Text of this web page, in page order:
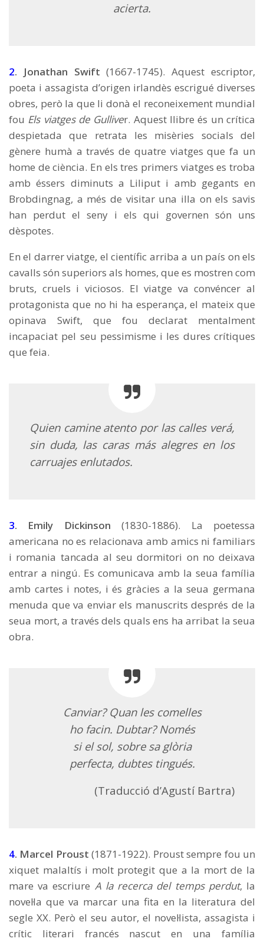
acierta.
2. Jonathan Swift (1667-1745). Aquest escriptor,
poeta i assagista d’origen irlandès escrigué diverses
obres, però la que li donà el reconeixement mundial
fou Els viatges de Gulliver. Aquest llibre és un crítica
despietada que retrata les misèries socials del
gènere humà a través de quatre viatges que fa un
home de ciència. En els tres primers viatges es troba
amb éssers diminuts a Liliput i amb gegants en
Brobdingnag, a més de visitar una illa on els savis
han perdut el seny i els qui governen són uns
dèspotes.
En el darrer viatge, el científic arriba a un país on els
cavalls són superiors als homes, que es mostren com
bruts, cruels i viciosos. El viatge va convéncer al
protagonista que no hi ha esperança, el mateix que
opinava Swift, que fou declarat mentalment
incapaciat pel seu pessimisme i les dures crítiques
que feia.
Quien camine atento por las calles verá,
sin duda, las caras más alegres en los
carruajes enlutados.
3. Emily Dickinson (1830-1886). La poetessa
americana no es relacionava amb amics ni familiars
i romania tancada al seu dormitori on no deixava
entrar a ningú. Es comunicava amb la seua família
amb cartes i notes, i és gràcies a la seua germana
menuda que va enviar els manuscrits després de la
seua mort, a través dels quals ens ha arribat la seua
obra.
Canviar? Quan les comelles
ho facin. Dubtar? Només
si el sol, sobre sa glòria
perfecta, dubtes tingués.
(Traducció d’Agustí Bartra)
4. Marcel Proust (1871-1922). Proust sempre fou un
xiquet malaltís i molt protegit que a la mort de la
mare va escriure A la recerca del temps perdut, la
novel·la que va marcar una fita en la literatura del
segle XX. Però el seu autor, el novel·lista, assagista i
crític literari francés nascut en una família